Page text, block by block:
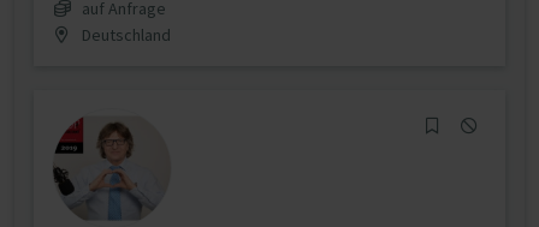
auf Anfrage
Deutschland